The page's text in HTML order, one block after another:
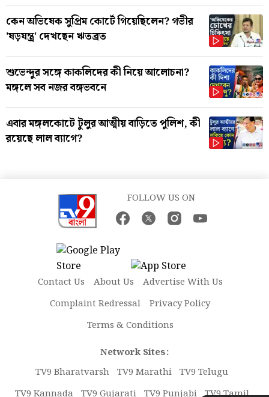
কেন অভিষেক সুপ্রিম কোর্টে গিয়েছিলেন? গভীর
'ষড়যন্ত্র' দেখছেন ঋতব্রত
শুভেন্দুর সঙ্গে কাকলিদের কী নিয়ে আলোচনা?
মঙ্গলে সব নজর বঙ্গভবনে
এবার মঙ্গলকোটে টুলুর আত্মীয় বাড়িতে পুলিশ, কী
রয়েছে লাল ব্যাগে?
FOLLOW US ON
Contact Us About Us
Advertise With Us
Complaint Redressal
Privacy Policy
Terms & Conditions
Network Sites:
TV9 Bharatvarsh TV9 Marathi TV9 Telugu
TV9 Kannada TV9 Gujarati TV9 Punjabi TV9 Tamil